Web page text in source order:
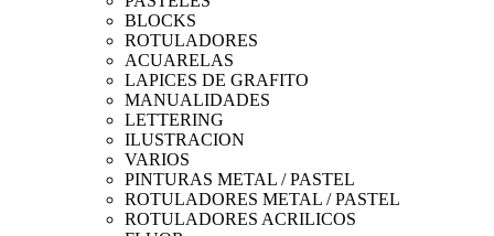
BLOCKS
ROTULADORES
ACUARELAS
LAPICES DE GRAFITO
MANUALIDADES
LETTERING
ILUSTRACION
VARIOS
PINTURAS METAL / PASTEL
ROTULADORES METAL / PASTEL
ROTULADORES ACRILICOS